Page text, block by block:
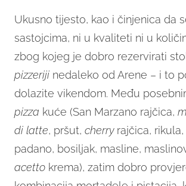
Ukusno tijesto, kao i činjenica da
sastojcima, ni u kvaliteti ni u
zbog kojeg je dobro rezervirati
pizzeriji nedaleko od Arene – i to
dolazite vikendom. Među
pizza kuće (San Marzano rajčica,
di latte, pršut, cherry rajčica,
padano, bosiljak, masline,
acetto krema), zatim dobro